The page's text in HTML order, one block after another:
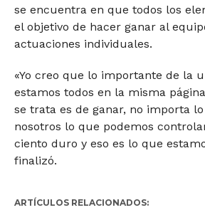
se encuentra en que todos los
el objetivo de hacer ganar al
actuaciones individuales.
«Yo creo que lo importante de la
estamos todos en la misma
se trata es de ganar, no importa
nosotros lo que podemos
ciento duro y eso es lo que
finalizó.
ARTÍCULOS RELACIONADOS: